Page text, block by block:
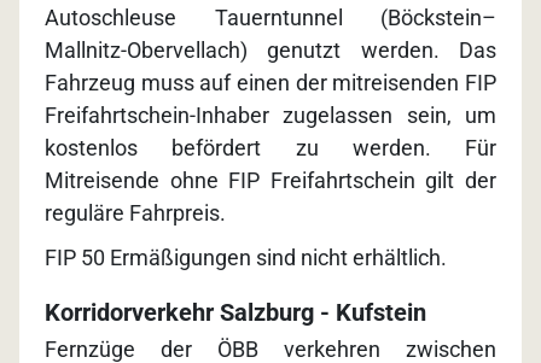
Autoschleuse Tauerntunnel (Böckstein–
Mallnitz-Obervellach) genutzt werden. Das
Fahrzeug muss auf einen der mitreisenden FIP
Freifahrtschein-Inhaber zugelassen sein, um
kostenlos befördert zu werden. Für
Mitreisende ohne FIP Freifahrtschein gilt der
reguläre Fahrpreis.
FIP 50 Ermäßigungen sind nicht erhältlich.
Korridorverkehr Salzburg - Kufstein
Fernzüge der ÖBB verkehren zwischen